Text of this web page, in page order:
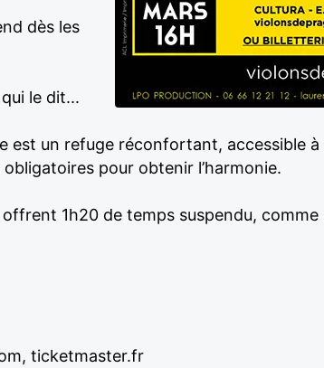
dès les
le dit...
est un refuge réconfortant, accessible
pour obtenir l’harmonie.
1h20 de temps suspendu,
ticketmaster.fr